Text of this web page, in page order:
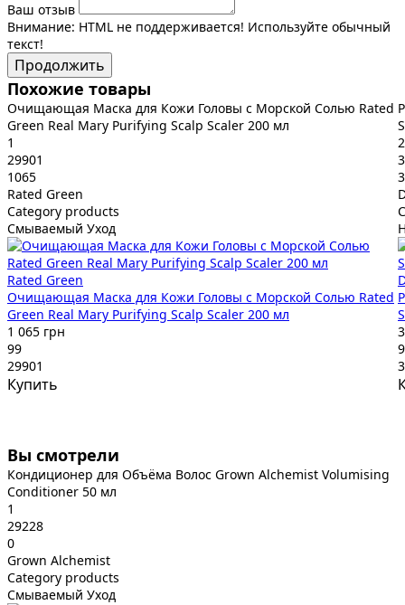
Ваш отзыв
Внимание: HTML не поддерживается! Используйте обычный
текст!
Продолжить
Похожие товары
Очищающая Маска для Кожи Головы с Морской Солью Rated
Green Real Mary Purifying Scalp Scaler 200 мл
1
29901
1065
Rated Green
Category products
Смываемый Уход
Rated Green
Очищающая Маска для Кожи Головы с Морской Солью Rated
Green Real Mary Purifying Scalp Scaler 200 мл
1 065 грн
99
29901
Купить
2
Вы смотрели
Кондиционер для Объёма Волос Grown Alchemist Volumising
Conditioner 50 мл
1
29228
0
Grown Alchemist
Category products
Смываемый Уход